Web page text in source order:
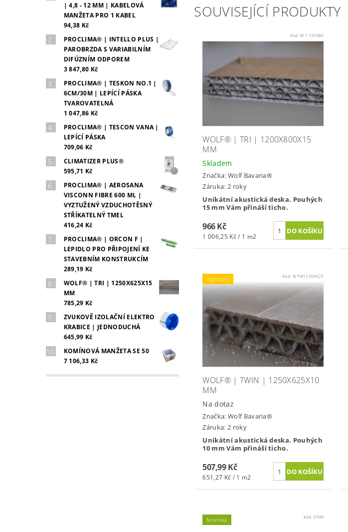
| 4,8 - 12 MM | KABELOVÁ
MANŽETA PRO 1 KABEL
94,38 Kč
PROCLIMA® | INTELLO PLUS |
PAROBRZDA S VARIABILNÍM
DIFÚZNÍM ODPOREM
3 847,80 Kč
PROCLIMA® | TESKON NO.1 |
6CM/30M | LEPÍCÍ PÁSKA
TVAROVATELNÁ
1 047,86 Kč
PROCLIMA® | TESCON VANA |
LEPÍCÍ PÁSKA
709,06 Kč
CLIMATIZER PLUS®
595,71 Kč
PROCLIMA® | AEROSANA
VISCONN FIBRE 600 ML |
VYZTUŽENÝ VZDUCHOTĚSNÝ
STŘÍKATELNÝ TMEL
416,24 Kč
PROCLIMA® | ORCON F |
LEPIDLO PRO PŘIPOJENÍ KE
STAVEBNÍM KONSTRUKCÍM
289,19 Kč
WOLF® | TRI | 1250X625X15
MM
785,29 Kč
ZVUKOVĚ IZOLAČNÍ ELEKTRO
KRABICE | JEDNODUCHÁ
645,99 Kč
KOMÍNOVÁ MANŽETA SE 50
7 106,33 Kč
SOUVISEJÍCÍ PRODUKTY
Kód:W T 120X80
WOLF® | TRI | 1200X800X15
MM
Skladem
Značka: Wolf Bavaria®
Záruka: 2 roky
Unikátní akustická deska. Pouhých
15 mm Vám přináší ticho.
966 Kč
1 006,25 Kč / 1 m2
Výprodej Kód: W TW1250X625
WOLF® | TWIN | 1250X625X10
MM
Na dotaz
Značka: Wolf Bavaria®
Záruka: 2 roky
Unikátní akustická deska. Pouhých
10 mm Vám přináší ticho.
507,99 Kč
651,27 Kč / 1 m2
Novinka Kód:VPIM